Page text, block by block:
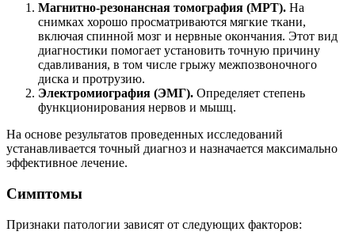
Магнитно-резонансная томография (МРТ). На
снимках хорошо просматриваются мягкие ткани,
включая спинной мозг и нервные окончания. Этот вид
диагностики помогает установить точную причину
сдавливания, в том числе грыжу межпозвоночного
диска и протрузию.
Электромиография (ЭМГ). Определяет степень
функционирования нервов и мышц.
На основе результатов проведенных исследований
устанавливается точный диагноз и назначается максимально
эффективное лечение.
Симптомы
Признаки патологии зависят от следующих факторов: